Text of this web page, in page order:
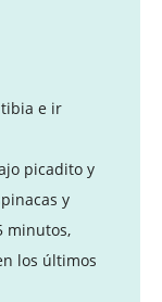
tibia e ir
picadito y
y
minutos,
los últimos